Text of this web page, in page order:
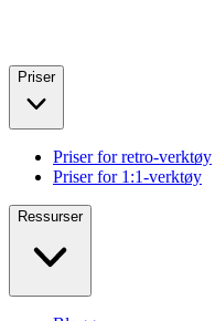
Priser
Priser for retro-verktøy
Priser for 1:1-verktøy
Ressurser